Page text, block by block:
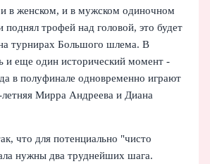
в женском, и в мужском одиночном
поднял трофей над головой, это будет
турнирах Большого шлема. В
и еще один исторический момент -
в полуфинале одновременно играют
Мирра Андреева и Диана
что для потенциально "чисто
нужны два труднейших шага.